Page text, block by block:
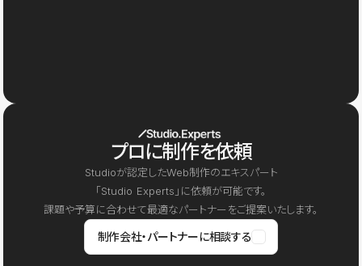
プロに制作を依頼
Studioが認定したWeb制作のエキスパート
「Studio Experts」に依頼が可能です。
課題や予算に合わせて最適なパートナーをご提案いたします。
制作会社・パートナーに相談する